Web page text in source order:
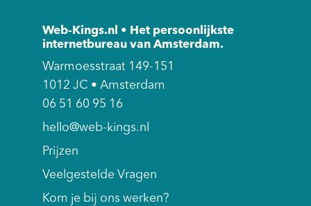
Web-Kings.nl • Het persoonlijkste
internetbureau van Amsterdam.
Warmoesstraat 149-151
1012 JC • Amsterdam
06 51 60 95 16
hello@web-kings.nl
Prijzen
Veelgestelde Vragen
Kom je bij ons werken?